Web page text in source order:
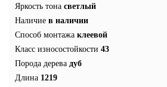
Яркость тона светлый
Наличие в наличии
Способ монтажа клеевой
Класс износостойкости 43
Порода дерева дуб
Длина 1219